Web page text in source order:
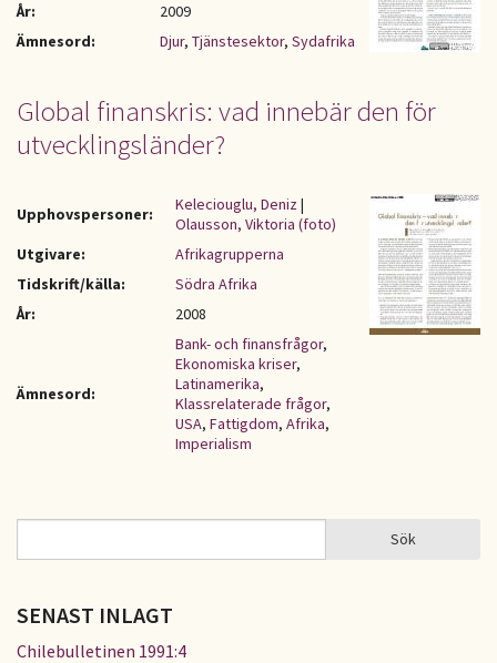
År:
2009
Ämnesord:
Djur, Tjänstesektor, Sydafrika
Global finanskris: vad innebär den för
utvecklingsländer?
Upphovspersoner: Keleciouglu, Deniz|
Olausson, Viktoria (foto)
Utgivare:
Afrikagrupperna
Tidskrift/källa:
Södra Afrika
År:
2008
Ämnesord:
Bank- och finansfrågor,
Ekonomiska kriser,
Latinamerika,
Klassrelaterade frågor,
USA, Fattigdom, Afrika,
Imperialism
SÖKFORMULÄR Sök
SENAST INLAGT
Chilebulletinen 1991:4